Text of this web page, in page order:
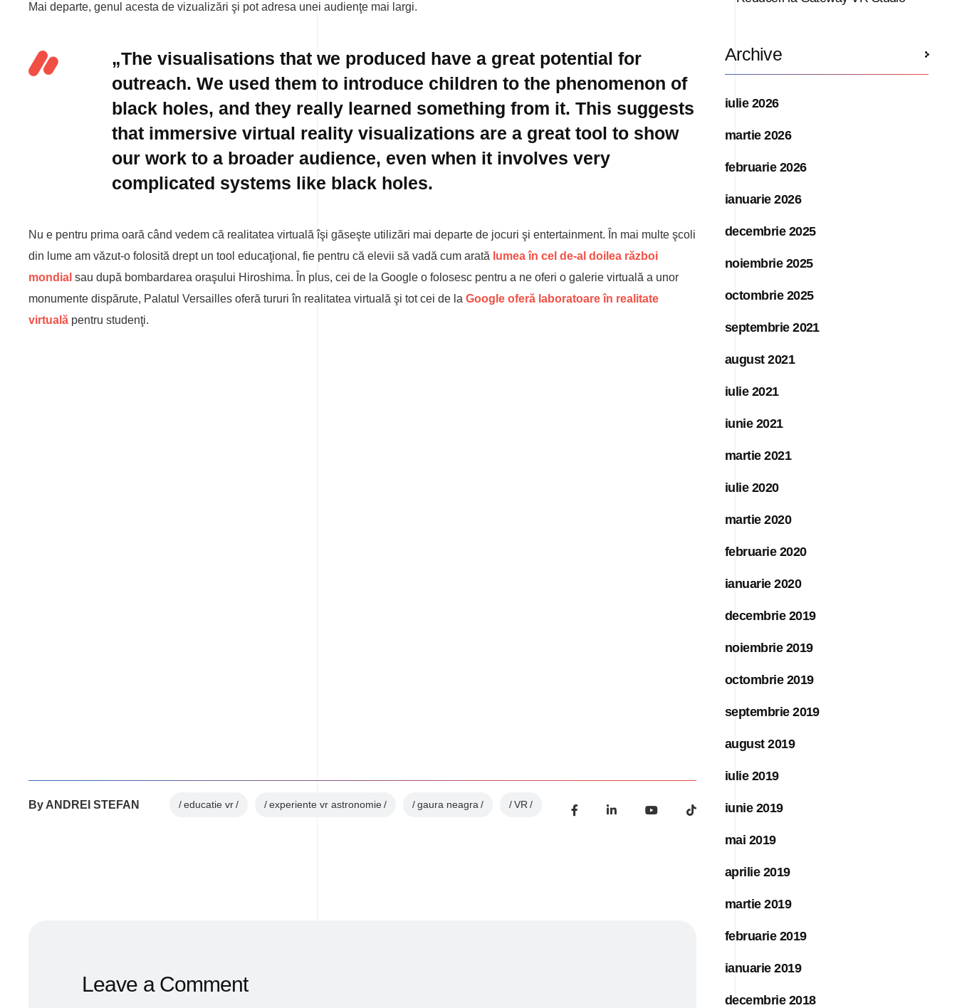
Mai departe, genul acesta de vizualizări şi pot adresa unei audienţe mai largi.
„The visualisations that we produced have a great potential for
outreach. We used them to introduce children to the phenomenon of
black holes, and they really learned something from it. This suggests
that immersive virtual reality visualizations are a great tool to show
our work to a broader audience, even when it involves very
complicated systems like black holes.
Nu e pentru prima oară când vedem că realitatea virtuală îşi găseşte utilizări mai departe de jocuri şi entertainment. În mai multe şcoli
din lume am văzut-o folosită drept un tool educaţional, fie pentru că elevii să vadă cum arată lumea în cel de-al doilea război
mondial sau după bombardarea oraşului Hiroshima. În plus, cei de la Google o folosesc pentru a ne oferi o galerie virtuală a unor
monumente dispărute, Palatul Versailles oferă tururi în realitatea virtuală şi tot cei de la Google oferă laboratoare în realitate
virtuală pentru studenţi.
By ANDREI STEFAN educatie vr experiente vr astronomie gaura neagra VR
Leave a Comment
Archive
iulie 2026
martie 2026
februarie 2026
ianuarie 2026
decembrie 2025
noiembrie 2025
octombrie 2025
septembrie 2021
august 2021
iulie 2021
iunie 2021
martie 2021
iulie 2020
martie 2020
februarie 2020
ianuarie 2020
decembrie 2019
noiembrie 2019
octombrie 2019
septembrie 2019
august 2019
iulie 2019
iunie 2019
mai 2019
aprilie 2019
martie 2019
februarie 2019
ianuarie 2019
decembrie 2018